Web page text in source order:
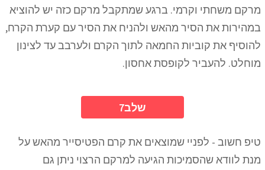
מרקם משחתי וקרמי. ברגע שמתקבל מרקם כזה יש להוציא
במהירות את הסיר מהאש ולהניח את הסיר עם קערת הקרח,
להוסיף את קוביות החמאה לתוך הקרם ולערבב עד לצינון
מוחלט. להעביר לקופסת אחסון.
7שלב
טיפ חשוב - לפניי שמוצאים את קרם הפטיסייר מהאש על
מנת לוודא שהסמיכות הגיעה למרקם הרצוי ניתן גם